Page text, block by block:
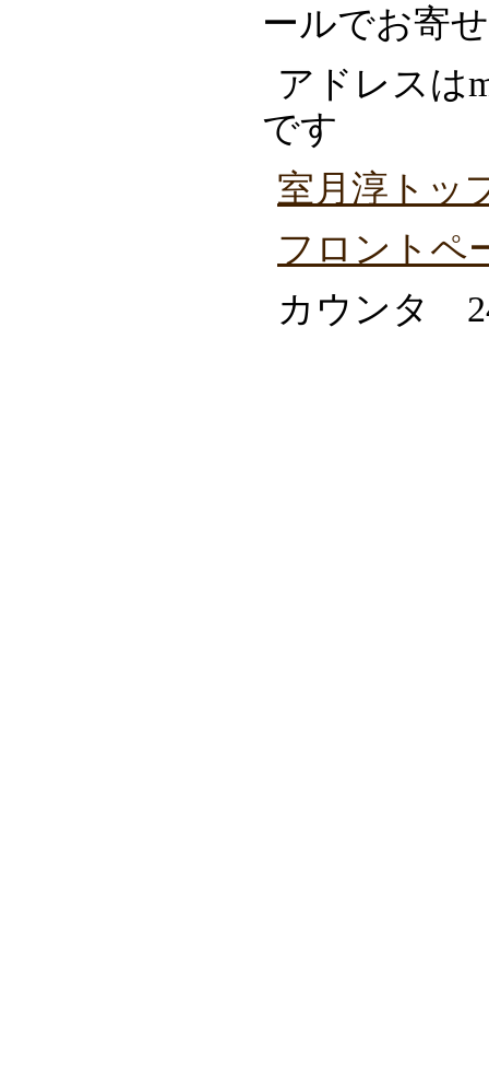
ールでお寄
アドレスは
です
室月淳ト
フロントペ
カウンタ